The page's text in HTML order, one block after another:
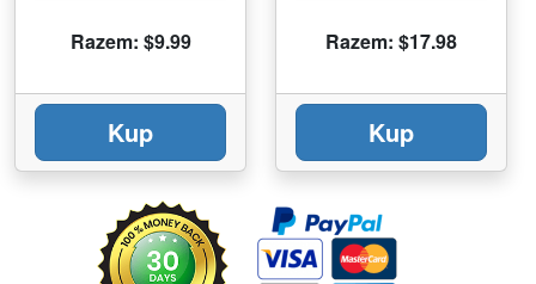
Razem: $9.99
Kup
Razem: $17.98
Kup